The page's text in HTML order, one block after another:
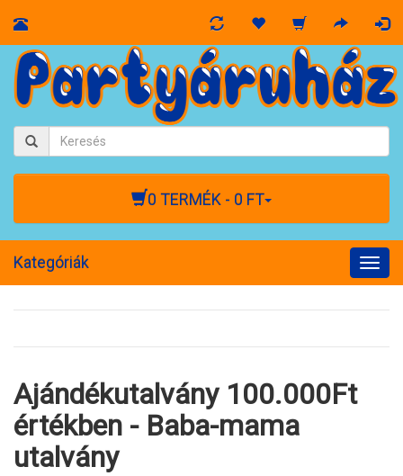
0 TERMÉK - 0 FT
Kategóriák
Ajándékutalvány 100.000Ft
értékben - Baba-mama
utalvány